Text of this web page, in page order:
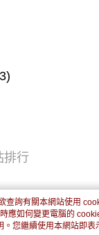
排行
查詢有關本網站使用
應如何變更電腦的
。您繼續使用本網站即